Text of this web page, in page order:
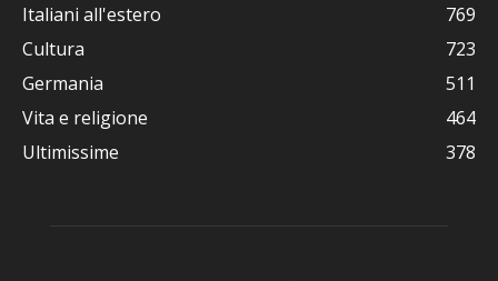
Italiani all'estero
769
Cultura
723
Germania
511
Vita e religione
464
Ultimissime
378